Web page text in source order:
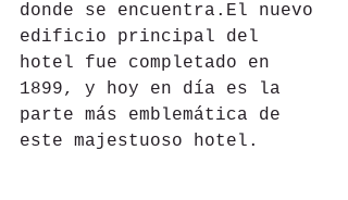
donde se encuentra.El nuevo
edificio principal del
hotel fue completado en
1899, y hoy en día es la
parte más emblemática de
este majestuoso hotel.